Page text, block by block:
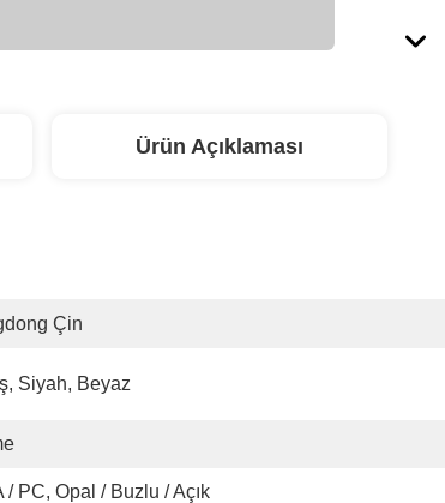
Ürün Açıklaması
Çin
Siyah, Beyaz
/ PC, Opal / Buzlu / Açık